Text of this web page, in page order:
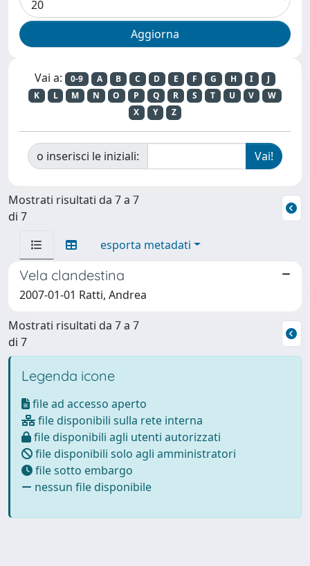
Vai a: 0-9 A B C D E F G H I
J
K
L M N O P Q R S T U V
W
X
Y Z
o inserisci le iniziali:
Mostrati risultati da 7 a 7
di 7
esporta metadati
Vela clandestina
2007-01-01 Ratti, Andrea
Mostrati risultati da 7 a 7
di 7
Legenda icone
file ad accesso aperto
file disponibili sulla rete interna
file disponibili agli utenti autorizzati
file disponibili solo agli amministratori
file sotto embargo
nessun file disponibile